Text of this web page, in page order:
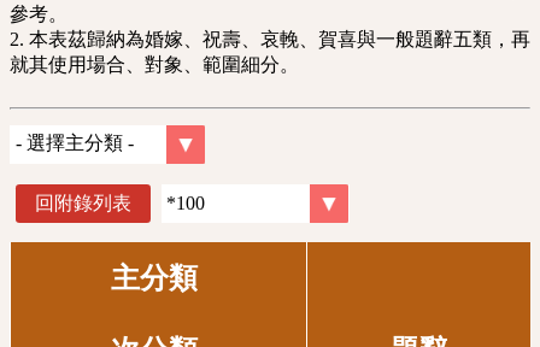
參考。
2. 本表茲歸納為婚嫁、祝壽、哀輓、賀喜與一般題辭五類，再
就其使用場合、對象、範圍細分。
回附錄列表
主分類